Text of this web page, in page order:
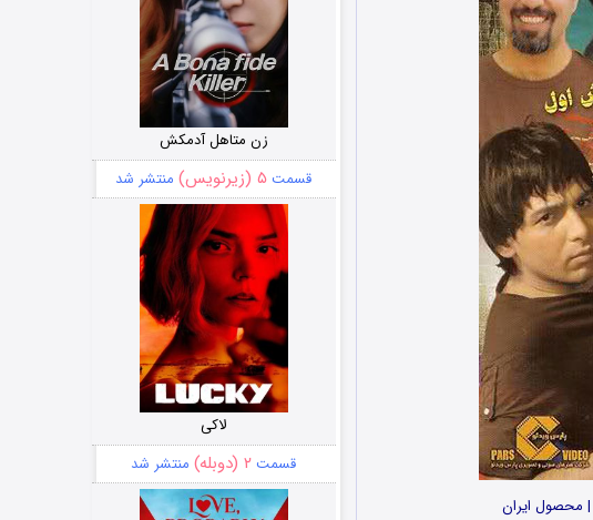
زن متاهل آدمکش
قسمت ۵ (زیرنویس) منتشر شد
لاکی
قسمت ۲ (دوبله) منتشر شد